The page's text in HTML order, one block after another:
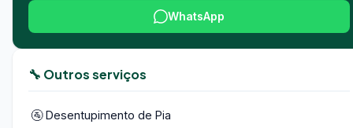
WhatsApp
🔧 Outros serviços
🚰 Desentupimento de Pia